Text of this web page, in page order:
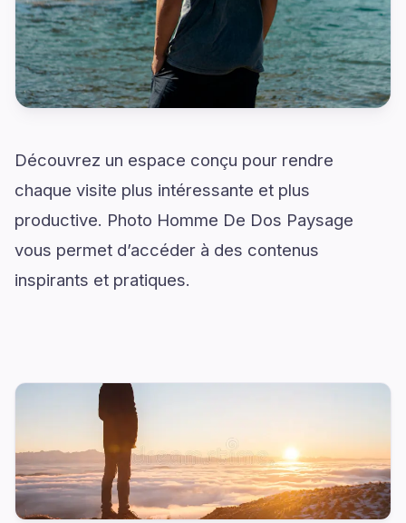
Découvrez un espace conçu pour rendre
chaque visite plus intéressante et plus
productive. Photo Homme De Dos Paysage
vous permet d’accéder à des contenus
inspirants et pratiques.